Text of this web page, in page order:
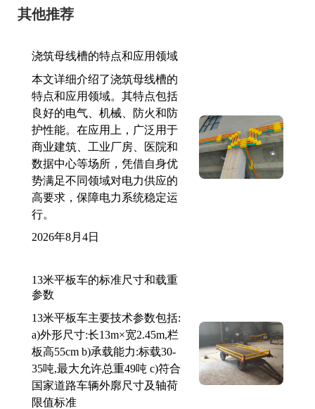
其他推荐
浇筑母线槽的特点和应用领域
本文详细介绍了浇筑母线槽的
特点和应用领域。其特点包括
良好的电气、机械、防火和防
护性能。在应用上，广泛用于
商业建筑、工业厂房、医院和
数据中心等场所，凭借自身优
势满足不同领域对电力供应的
高要求，保障电力系统稳定运
行。
2026年8月4日
13米平板车的标准尺寸和载重
参数
13米平板车主要技术参数包括:
a)外形尺寸:长13m×宽2.45m,栏
板高55cm b)承载能力:标载30-
35吨,最大允许总重49吨 c)符合
国家道路车辆外廓尺寸及轴荷
限值标准